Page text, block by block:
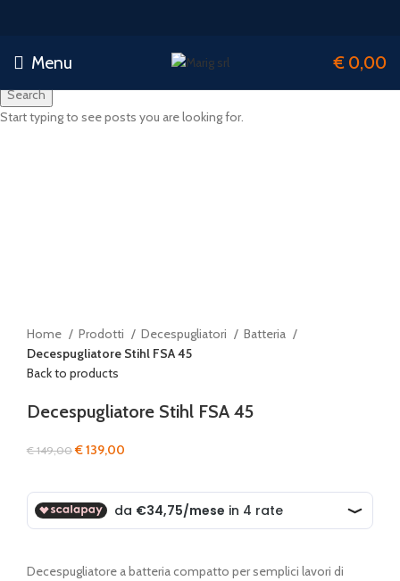
Menu € 0,00
Home Prodotti Decespugliatori
Batteria
Decespugliatore Stihl FSA 45
Back to products
Decespugliatore Stihl FSA 45
€149,00Il
era:
€ 149,00.
€139,00
è:
€ 139,00.
Decespugliatore a batteria compatto per semplici lavori di
Search
Start typing to see posts you are looking for.